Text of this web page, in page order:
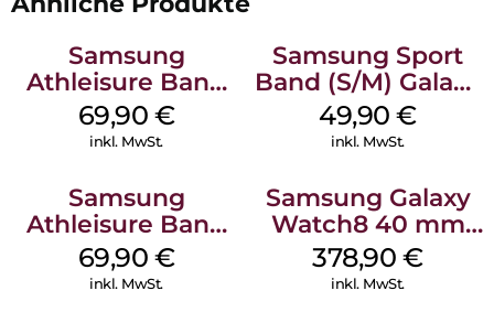
Samsung
Athleisure Band
(S/M) Galaxy
Watch8/Watch8
69,90 €
inkl. MwSt.
Samsung Sport
Band (S/M) Galaxy
Watch8/Watch8
Classic White
49,90€
inkl. MwSt.
Samsung
Athleisure Band
(M/L) Galaxy
Watch8/Watch8
69,90 €
inkl. MwSt.
Samsung Galaxy
Watch8 40 mm
Silver
378,90€
inkl. MwSt.